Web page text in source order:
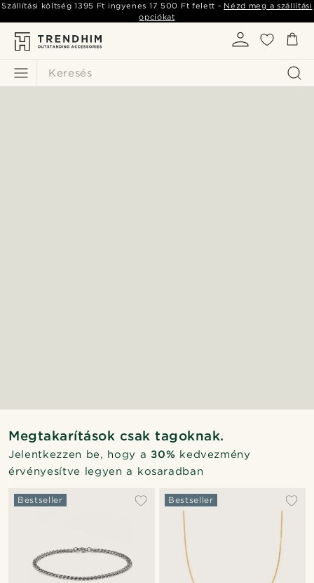
Keresés
Szállítási költség1395 Ft ingyenes 17 500 Ft felett - Nézd meg a szállítási
opciókat
Megtakarítások csak tagoknak.
Jelentkezzen be, hogy a30% kedvezmény
érvényesítve legyen a kosaradban
Bestseller Bestseller